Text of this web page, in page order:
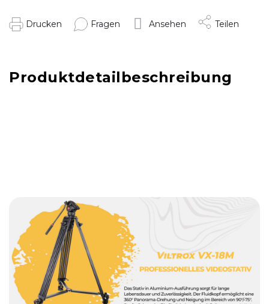
Drucken Fragen Ansehen Teilen
Produktdetailbeschreibung